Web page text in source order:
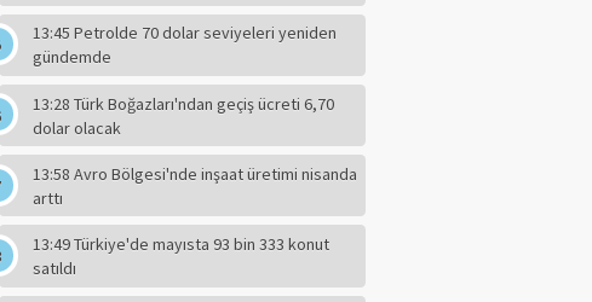
13:45 Petrolde 70 dolar seviyeleri yeniden
gündemde
13:28 Türk Boğazları'ndan geçiş ücreti 6,70
dolar olacak
13:58 Avro Bölgesi'nde inşaat üretimi nisanda
arttı
13:49 Türkiye'de mayısta 93 bin 333 konut
satıldı